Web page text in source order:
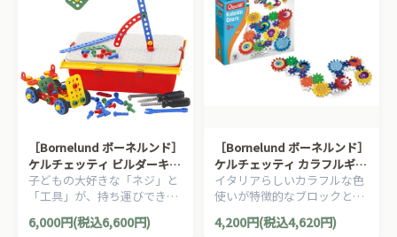
［Bornelund ボーネルンド］
ケルチェッティ ビルダーキッ
ト テクノ ツールボックス
子どもの大好きな「ネジ」と
「工具」が、持ち運びできる
ツールボックスに入った組み
立て遊び工具セットです。よ
6,000円(税込6,600円)
［Bornelund ボーネルンド］
ケルチェッティ カラフルギア
ー
イタリアらしいカラフルな色
使いが特徴的なブロックとギ
アのセットです。見た目にも
美しい、回転するブロック遊
4,200円(税込4,620円)